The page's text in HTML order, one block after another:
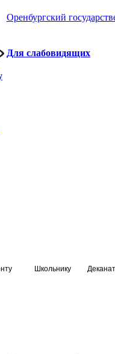
Оренбургский
Для слабовидящих
Школьнику